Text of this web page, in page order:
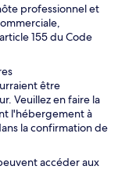
professionnel et
155 du Code
être
Veuillez en faire la
l'hébergement à
la confirmation de
accéder aux